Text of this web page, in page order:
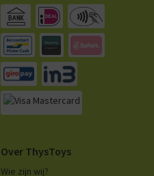
Over ThysToys
Wie zijn wij?